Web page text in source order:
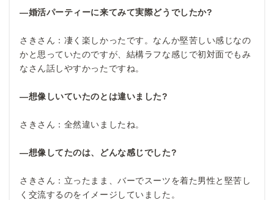
―婚活パーティーに来てみて実際どうでしたか?
さきさん：凄く楽しかったです。なんか堅苦しい感じなの
かと思っていたのですが、結構ラフな感じで初対面でもみ
なさん話しやすかったですね。
―想像しいていたのとは違いました?
さきさん：全然違いましたね。
―想像してたのは、どんな感じでした?
さきさん：立ったまま、バーでスーツを着た男性と堅苦し
く交流するのをイメージしていました。